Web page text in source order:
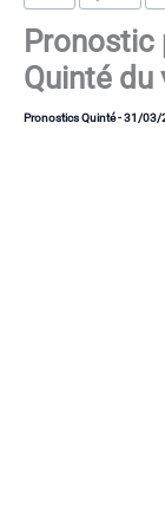
Pronostic
Quinté du
Pronostics Quinté-31/03/